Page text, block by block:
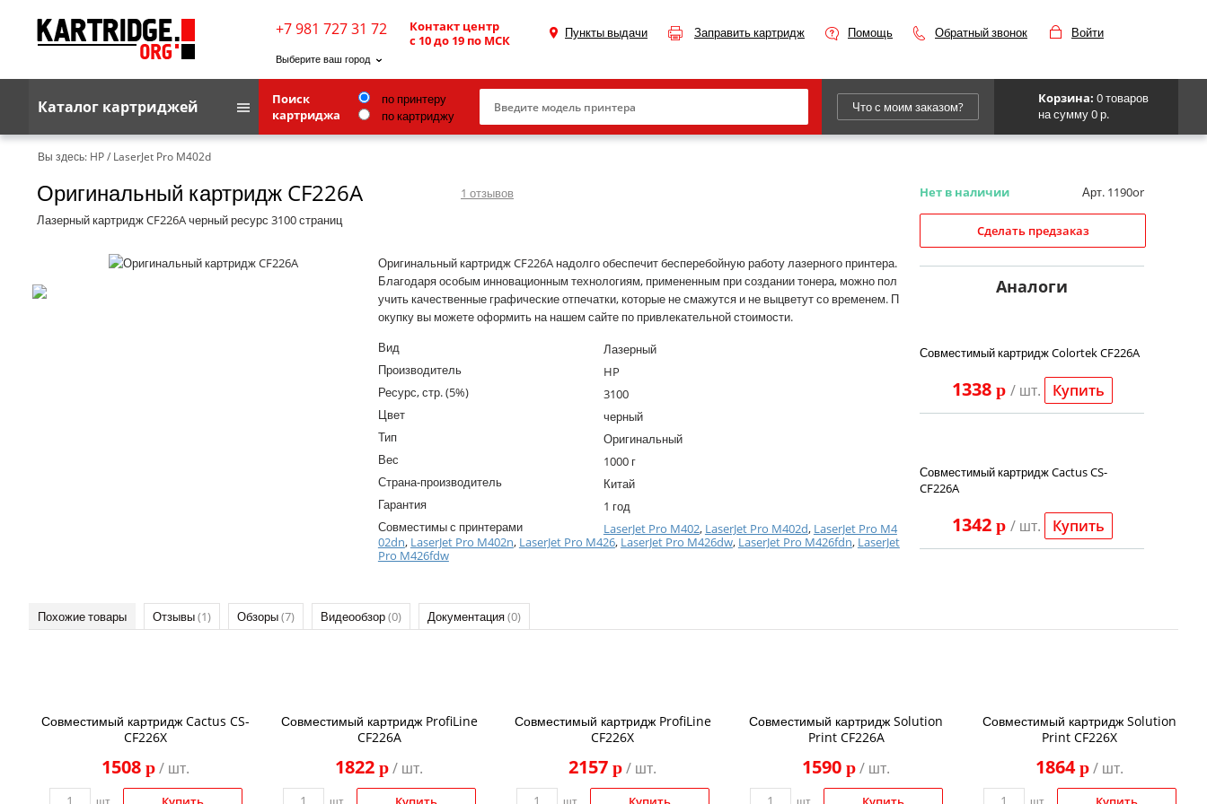
+7 981 727 31 72
Контакт центр
с 10 до 19 по МСК
Выберите ваш город
Пункты выдачи Заправить картридж Помощь Обратный звонок Войти
Каталог картриджей
Brother
G&G
Kodak
Lexmark
Samsung
Sharp
Xerox
Поиск
картриджа
по принтеру
по картриджу
Что с моим заказом?
Корзина: 0 товаров
на сумму 0 р.
Вы здесь: HP/ LaserJet Pro M402d
Оригинальный картридж CF226A 1 отзывов
Лазерный картридж CF226A черный ресурс 3100 страниц
Оригинальный картридж CF226A надолго обеспечит бесперебойную работу лазерного принтера.
Благодаря особым инновационным технологиям, примененным при создании тонера, можно пол
учить качественные графические отпечатки, которые не смажутся и не выцветут со временем. П
окупку вы можете оформить на нашем сайте по привлекательной стоимости.
Вид
Лазерный
Производитель
HP
Ресурс, стр. (5%)
3100
Цвет
черный
Тип
Оригинальный
Вес
1000 г
Страна-производитель
Китай
Гарантия
1 год
Совместимы с принтерами
LaserJet Pro M402, LaserJet Pro M402d, LaserJet Pro M4
02dn, LaserJet Pro M402n, LaserJet Pro M426, LaserJet Pro M426dw, LaserJet Pro M426fdn, LaserJet
Pro M426fdw
Нет в наличии Арт. 1190or
Сделать предзаказ
Аналоги
Совместимый картридж Colortek CF226A
1338 p / шт. Купить
Совместимый картридж Cactus CS-
CF226A
1342 p / шт. Купить
Похожие товары Отзывы(1) Обзоры(7) Видеообзор(0) Документация(0)
Совместимый картридж Cactus CS-
CF226X
1508 p/ шт.
Совместимый картридж ProfiLine
CF226A
1822 p/ шт.
Совместимый картридж ProfiLine
CF226X
2157 p/ шт.
Совместимый картридж Solution
Print CF226A
1590 p/ шт.
Совместимый картридж Solution
Print CF226X
1864p/ шт.